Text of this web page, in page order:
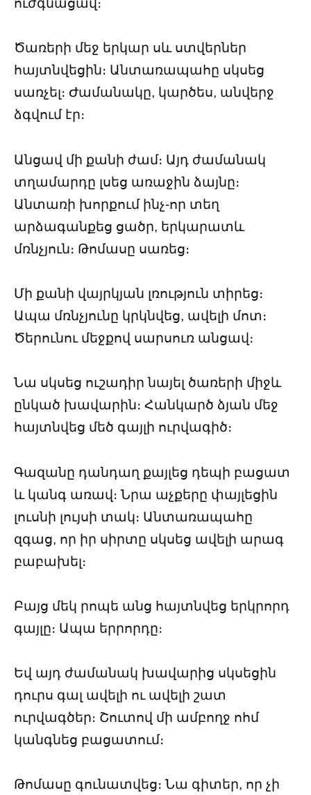
ուժգնացավ։
Ծառերի մեջ երկար սև ստվերներ
հայտնվեցին։ Անտառապահը սկսեց
սառչել։ Ժամանակը, կարծես, անվերջ
ձգվում էր։
Անցավ մի քանի ժամ։ Այդ ժամանակ
տղամարդը լսեց առաջին ձայնը։
Անտառի խորքում ինչ-որ տեղ
արձագանքեց ցածր, երկարատև
մռնչյուն։ Թոմասը սառեց։
Մի քանի վայրկյան լռություն տիրեց։
Ապա մռնչյունը կրկնվեց, ավելի մոտ։
Ծերունու մեջքով սարսուռ անցավ։
Նա սկսեց ուշադիր նայել ծառերի միջև
ընկած խավարին։ Հանկարծ ձյան մեջ
հայտնվեց մեծ գայլի ուրվագիծ։
Գազանը դանդաղ քայլեց դեպի բացատ
և կանգ առավ։ Նրա աչքերը փայլեցին
լուսնի լույսի տակ։ Անտառապահը
զգաց, որ իր սիրտը սկսեց ավելի արագ
բաբախել։
Բայց մեկ րոպե անց հայտնվեց երկրորդ
գայլը։ Ապա երրորդը։
Եվ այդ ժամանակ խավարից սկսեցին
դուրս գալ ավելի ու ավելի շատ
ուրվագծեր։ Շուտով մի ամբողջ ոհմ
կանգնեց բացատում։
Թոմասը գունատվեց։ Նա գիտեր, որ չի